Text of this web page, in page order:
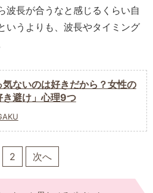
波長が合うなと感じるくらい自
いうよりも、波長やタイミング
気ないのは好きだから？女性の
き避け」心理9つ
2 次へ